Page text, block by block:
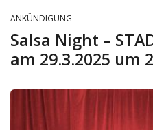
ANKÜNDIGUNG
Salsa Night –
am 29.3.2025 um